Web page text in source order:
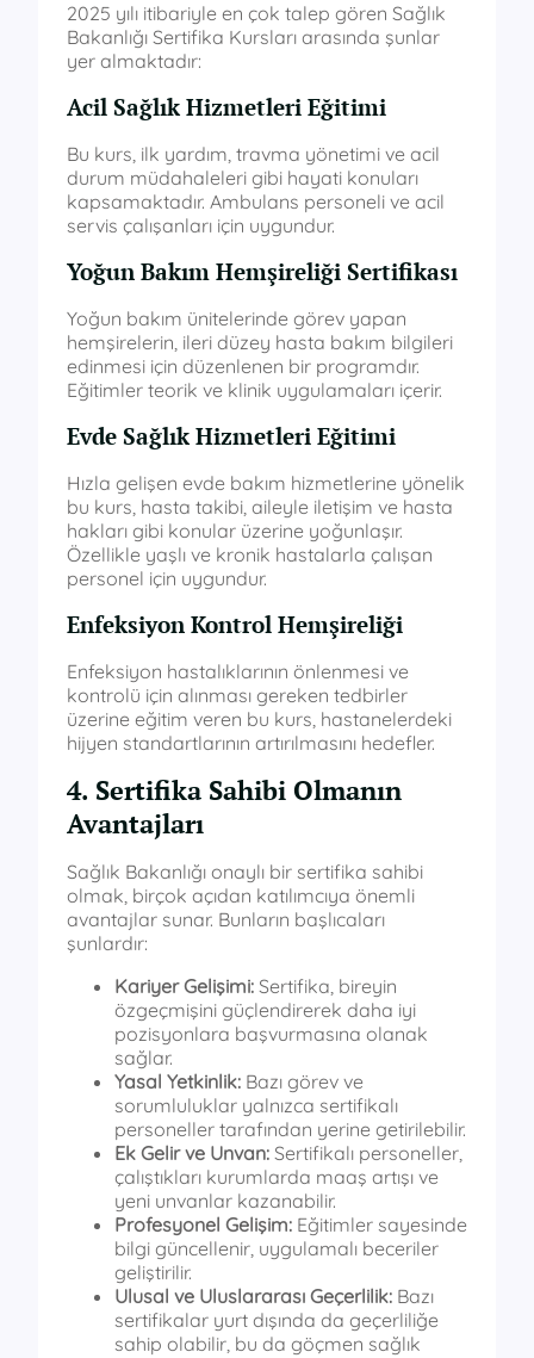
2025 yılı itibariyle en çok talep gören Sağlık
Bakanlığı Sertifika Kursları arasında şunlar
yer almaktadır:
Acil Sağlık Hizmetleri Eğitimi
Bu kurs, ilk yardım, travma yönetimi ve acil
durum müdahaleleri gibi hayati konuları
kapsamaktadır. Ambulans personeli ve acil
servis çalışanları için uygundur.
Yoğun Bakım Hemşireliği Sertifikası
Yoğun bakım ünitelerinde görev yapan
hemşirelerin, ileri düzey hasta bakım bilgileri
edinmesi için düzenlenen bir programdır.
Eğitimler teorik ve klinik uygulamaları içerir.
Evde Sağlık Hizmetleri Eğitimi
Hızla gelişen evde bakım hizmetlerine yönelik
bu kurs, hasta takibi, aileyle iletişim ve hasta
hakları gibi konular üzerine yoğunlaşır.
Özellikle yaşlı ve kronik hastalarla çalışan
personel için uygundur.
Enfeksiyon Kontrol Hemşireliği
Enfeksiyon hastalıklarının önlenmesi ve
kontrolü için alınması gereken tedbirler
üzerine eğitim veren bu kurs, hastanelerdeki
hijyen standartlarının artırılmasını hedefler.
4. Sertifika Sahibi Olmanın
Avantajları
Sağlık Bakanlığı onaylı bir sertifika sahibi
olmak, birçok açıdan katılımcıya önemli
avantajlar sunar. Bunların başlıcaları
şunlardır:
Kariyer Gelişimi: Sertifika, bireyin
özgeçmişini güçlendirerek daha iyi
pozisyonlara başvurmasına olanak
sağlar.
Yasal Yetkinlik: Bazı görev ve
sorumluluklar yalnızca sertifikalı
personeller tarafından yerine getirilebilir.
Ek Gelir ve Unvan: Sertifikalı personeller,
çalıştıkları kurumlarda maaş artışı ve
yeni unvanlar kazanabilir.
Profesyonel Gelişim: Eğitimler sayesinde
bilgi güncellenir, uygulamalı beceriler
geliştirilir.
Ulusal ve Uluslararası Geçerlilik: Bazı
sertifikalar yurt dışında da geçerliliğe
sahip olabilir, bu da göçmen sağlık